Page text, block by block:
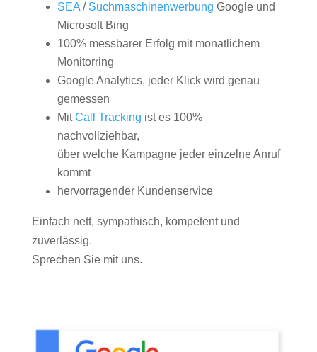
SEA/ Suchmaschinenwerbung Google und
Microsoft Bing
100% messbarer Erfolg mit monatlichem
Monitorring
Google Analytics, jeder Klick wird genau
gemessen
MitCall Tracking ist es 100%
nachvollziehbar,
über welche Kampagne jeder einzelne Anruf
kommt
hervorragender Kundenservice
Einfach nett, sympathisch, kompetent und
zuverlässig.
Sprechen Sie mit uns.